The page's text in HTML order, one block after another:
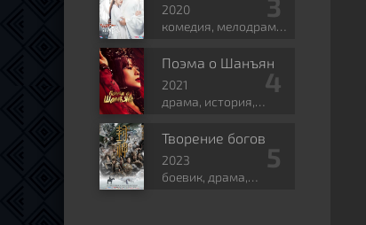
2020
комедия, мелодрама,
политика
Поэма о Шанъян
2021
драма, история,
мелодрама
Творение богов
2023
боевик, драма,